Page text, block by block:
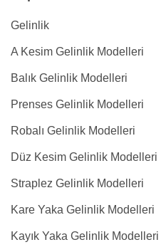
Gelinlik
A Kesim Gelinlik Modelleri
Balık Gelinlik Modelleri
Prenses Gelinlik Modelleri
Robalı Gelinlik Modelleri
Düz Kesim Gelinlik Modelleri
Straplez Gelinlik Modelleri
Kare Yaka Gelinlik Modelleri
Kayık Yaka Gelinlik Modelleri